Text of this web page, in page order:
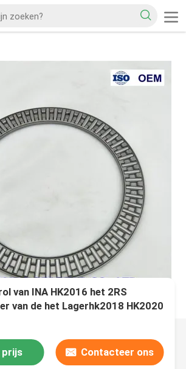
van INA HK2016 het 2RS
van de het Lagerhk2018 HK2020
prijs Contacteer ons